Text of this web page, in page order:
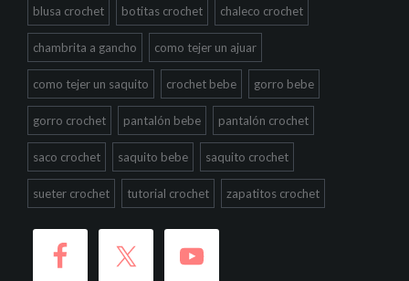
blusa crochet botitas crochet chaleco crochet
chambrita a gancho como tejer un ajuar
como tejer un saquito crochet bebe gorro bebe
gorro crochet pantalón bebe pantalón crochet
saco crochet saquito bebe saquito crochet
sueter crochet tutorial crochet zapatitos crochet